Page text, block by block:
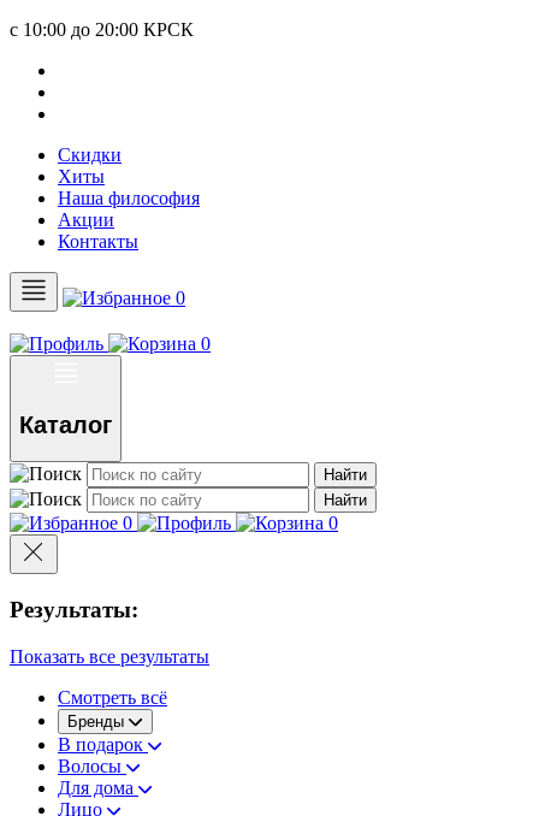
c 10:00 до 20:00 КРСК
Скидки
Хиты
Наша философия
Акции
Контакты
0
0
Каталог
Найти
Найти
0 0
Результаты:
Показать все результаты
Смотреть всё
Бренды
В подарок
Волосы
Для дома
Лицо